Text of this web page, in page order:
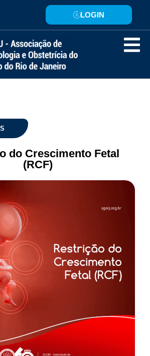
LOGIN
do Crescimento Fetal
(RCF)